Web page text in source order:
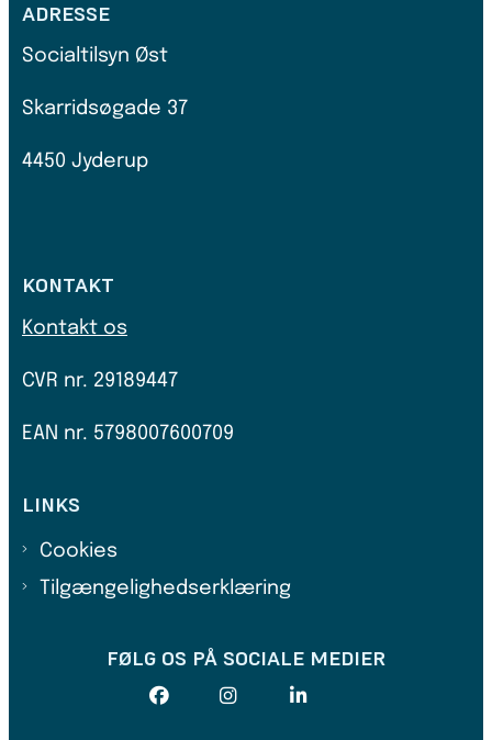
ADRESSE
Socialtilsyn Øst
Skarridsøgade 37
4450 Jyderup
KONTAKT
Kontakt os
CVR nr. 29189447
EAN nr. 5798007600709
LINKS
Cookies
Tilgængelighedserklæring
FØLG OS PÅ SOCIALE MEDIER